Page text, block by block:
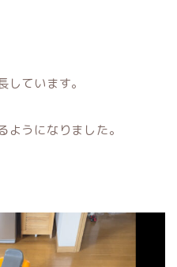
ています。
うになりました。